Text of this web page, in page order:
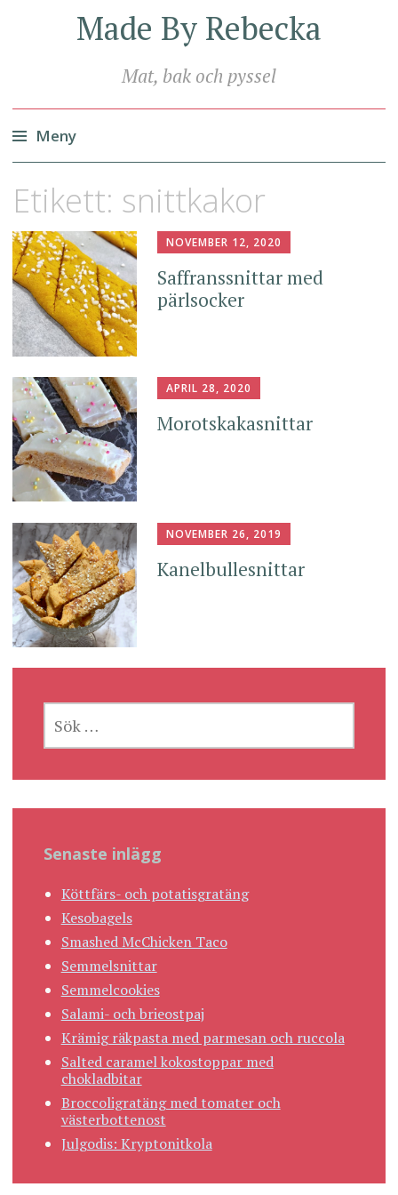
Made By Rebecka
Mat, bak och pyssel
Meny
till
Etikett: snittkakor
NOVEMBER 12, 2020
Saffranssnittar med
pärlsocker
APRIL 28, 2020
Morotskakasnittar
NOVEMBER 26, 2019
Kanelbullesnittar
EFTER:
Senaste inlägg
Köttfärs- och potatisgratäng
Kesobagels
Smashed McChicken Taco
Semmelsnittar
Semmelcookies
Salami- och brieostpaj
Krämig räkpasta med parmesan och ruccola
Salted caramel kokostoppar med
chokladbitar
Broccoligratäng med tomater och
västerbottenost
Julgodis: Kryptonitkola